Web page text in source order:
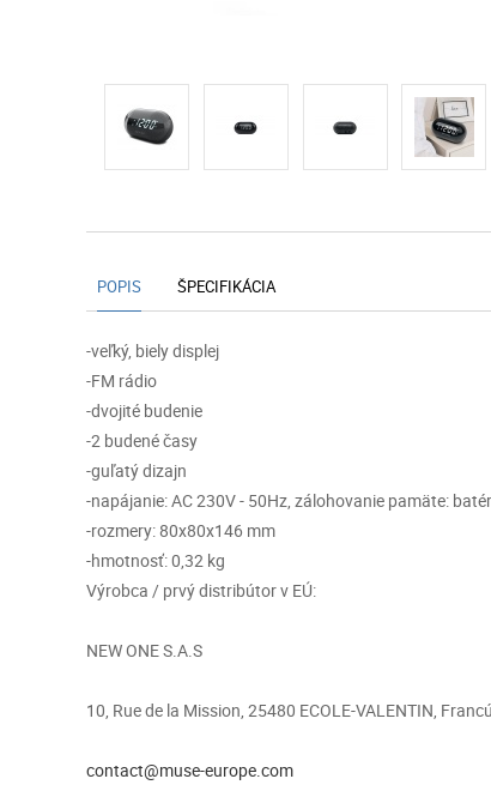
POPIS ŠPECIFIKÁCIA
-veľký, biely displej
-FM rádio
-dvojité budenie
-2 budené časy
-guľatý dizajn
-napájanie: AC 230V - 50Hz, zálohovanie pamäte:
-rozmery: 80x80x146 mm
-hmotnosť: 0,32 kg
Výrobca / prvý distribútor v EÚ:
NEW ONE S.A.S
10, Rue de la Mission, 25480 ECOLE-VALENTIN,
contact@muse-europe.com